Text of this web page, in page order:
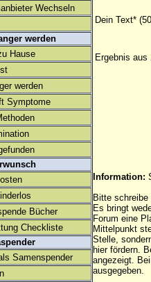
Wechseln
werden
Hause
werden
Symptome
Bücher
Checkliste
Samenspender
Dein Text*
Ergebnis aus
Information:
Bitte
Es bringt
Forum eine
Mittelpunkt
Stelle,
hier fördern.
angezeigt.
ausgegeben.